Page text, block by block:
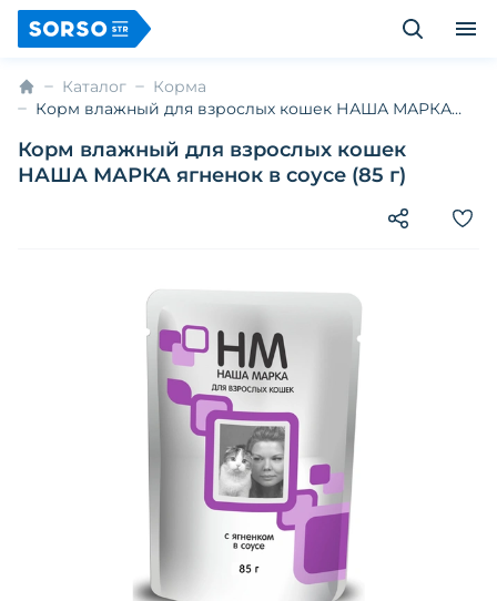
Каталог
Корма
Корм влажный для взрослых кошек НАША МАРКА
Корм влажный для взрослых кошек
НАША МАРКА ягненок в соусе (85 г)